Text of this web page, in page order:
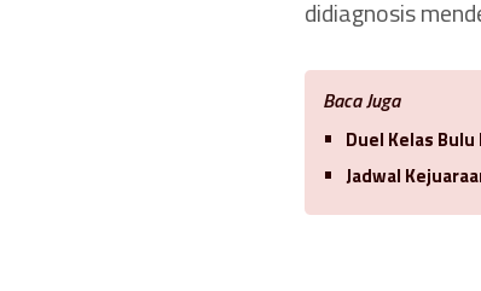
didiagnosis
Baca Juga
Duel Kelas
Jadwal